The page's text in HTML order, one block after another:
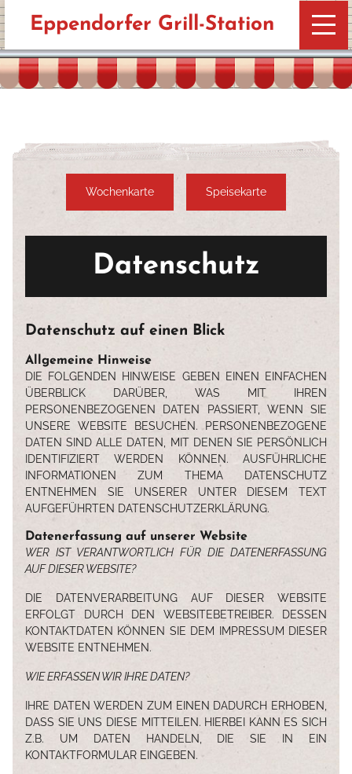
Eppendorfer Grill-Station
Wochenkarte Speisekarte
Datenschutz
Datenschutz auf einen Blick
Allgemeine Hinweise
DIE FOLGENDEN HINWEISE GEBEN EINEN EINFACHEN
ÜBERBLICK DARÜBER, WAS MIT IHREN
PERSONENBEZOGENEN DATEN PASSIERT, WENN SIE
UNSERE WEBSITE BESUCHEN. PERSONENBEZOGENE
DATEN SIND ALLE DATEN, MIT DENEN SIE PERSÖNLICH
IDENTIFIZIERT WERDEN KÖNNEN. AUSFÜHRLICHE
INFORMATIONEN ZUM THEMA DATENSCHUTZ
ENTNEHMEN SIE UNSERER UNTER DIESEM TEXT
AUFGEFÜHRTEN DATENSCHUTZERKLÄRUNG.
Datenerfassung auf unserer Website
WER IST VERANTWORTLICH FÜR DIE DATENERFASSUNG
AUF DIESER WEBSITE?
DIE DATENVERARBEITUNG AUF DIESER WEBSITE
ERFOLGT DURCH DEN WEBSITEBETREIBER. DESSEN
KONTAKTDATEN KÖNNEN SIE DEM IMPRESSUM DIESER
WEBSITE ENTNEHMEN.
WIE ERFASSEN WIR IHRE DATEN?
IHRE DATEN WERDEN ZUM EINEN DADURCH ERHOBEN,
DASS SIE UNS DIESE MITTEILEN. HIERBEI KANN ES SICH
Z.B. UM DATEN HANDELN, DIE SIE IN EIN
KONTAKTFORMULAR EINGEBEN.